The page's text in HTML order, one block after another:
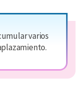
varios